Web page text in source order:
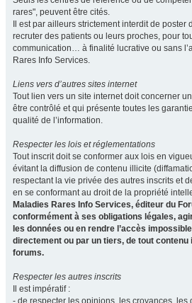
rares", peuvent être cités.
Il est par ailleurs strictement interdit de poster
recruter des patients ou leurs proches, pour
communication… à finalité lucrative ou sans
Rares Info Services.
Liens vers d’autres sites internet
Tout lien vers un site internet doit concerner
être contrôlé et qui présente toutes les
qualité de l’information.
Respecter les lois et réglementations
Tout inscrit doit se conformer aux lois en
évitant la diffusion de contenu illicite
respectant la vie privée des autres inscrits et
en se conformant au droit de la propriété
Maladies Rares Info Services, éditeur du
conformément à ses obligations légales,
les données ou en rendre l’accès
directement ou par un tiers, de tout
forums.
Respecter les autres inscrits
Il est impératif :
- de respecter les opinions, les croyances, les